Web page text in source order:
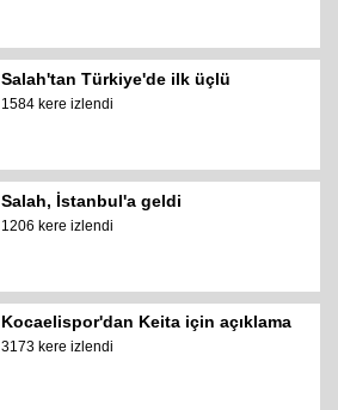
Salah'tan Türkiye'de ilk üçlü
1584 kere izlendi
Salah, İstanbul'a geldi
1206 kere izlendi
Kocaelispor'dan Keita için açıklama
3173 kere izlendi